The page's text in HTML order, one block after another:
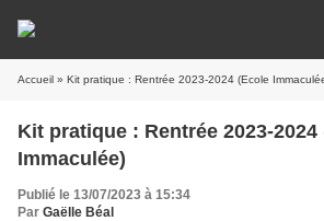
Accueil » Kit pratique : Rentrée 2023-2024 (Ecole
Kit pratique : Rentrée 2023-2024
Immaculée)
Publié le 13/07/2023 à 15:34
Par Gaëlle Béal